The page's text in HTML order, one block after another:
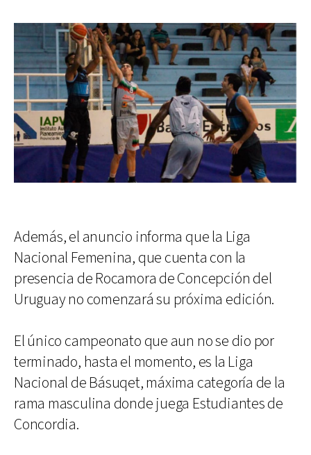
Además, el anuncio informa que la Liga
Nacional Femenina, que cuenta con la
presencia de Rocamora de Concepción del
Uruguay no comenzará su próxima edición.
El único campeonato que aun no se dio por
terminado, hasta el momento, es la Liga
Nacional de Básuqet, máxima categoría de la
rama masculina donde juega Estudiantes de
Concordia.